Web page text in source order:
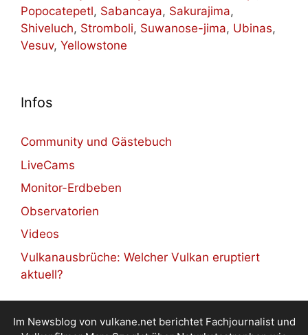
Popocatepetl, Sabancaya, Sakurajima,
Shiveluch, Stromboli, Suwanose-jima, Ubinas,
Vesuv, Yellowstone
Infos
Community und Gästebuch
LiveCams
Monitor-Erdbeben
Observatorien
Videos
Vulkanausbrüche: Welcher Vulkan eruptiert
aktuell?
Im Newsblog von vulkane.net berichtet Fachjournalist und